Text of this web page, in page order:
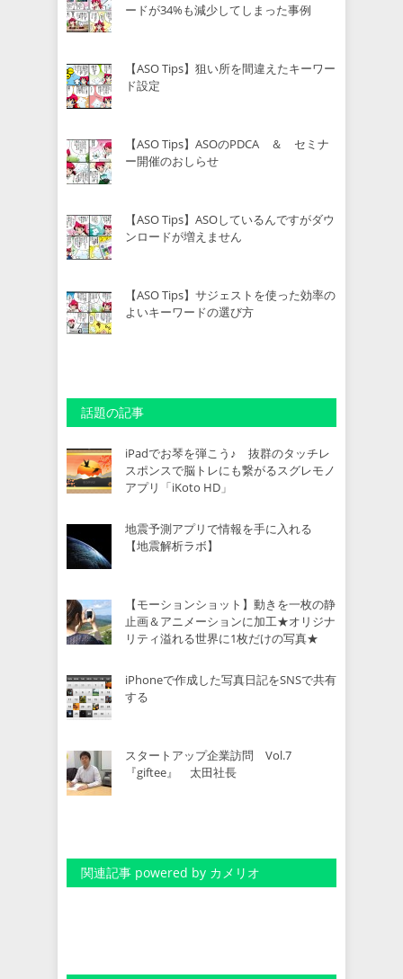
ードが34%も減少してしまった事例
【ASO Tips】狙い所を間違えたキーワー
ド設定
【ASO Tips】ASOのPDCA ＆ セミナ
ー開催のおしらせ
【ASO Tips】ASOしているんですがダウ
ンロードが増えません
【ASO Tips】サジェストを使った効率の
よいキーワードの選び方
話題の記事
iPadでお琴を弾こう♪ 抜群のタッチレ
スポンスで脳トレにも繋がるスグレモノ
アプリ「iKoto HD」
地震予測アプリで情報を手に入れる
【地震解析ラボ】
【モーションショット】動きを一枚の静
止画＆アニメーションに加工★オリジナ
リティ溢れる世界に1枚だけの写真★
iPhoneで作成した写真日記をSNSで共有
する
スタートアップ企業訪問 Vol.7
『giftee』 太田社長
関連記事 powered by カメリオ